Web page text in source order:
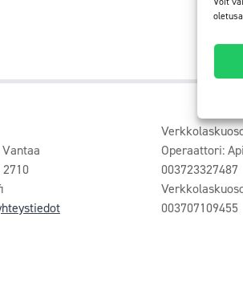
2710
Operaattori:
003723327487
003707109455